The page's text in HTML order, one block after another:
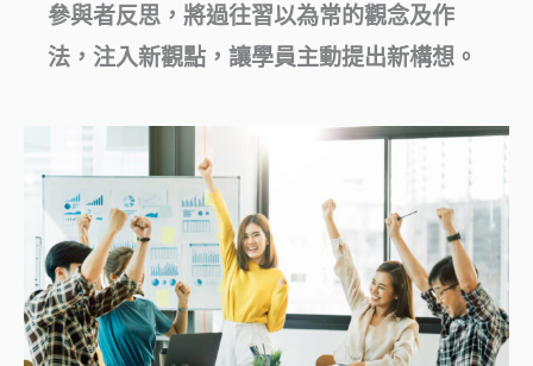
參與者反思，將過往習以為常的觀念及作
法，注入新觀點，讓學員主動提出新構想。